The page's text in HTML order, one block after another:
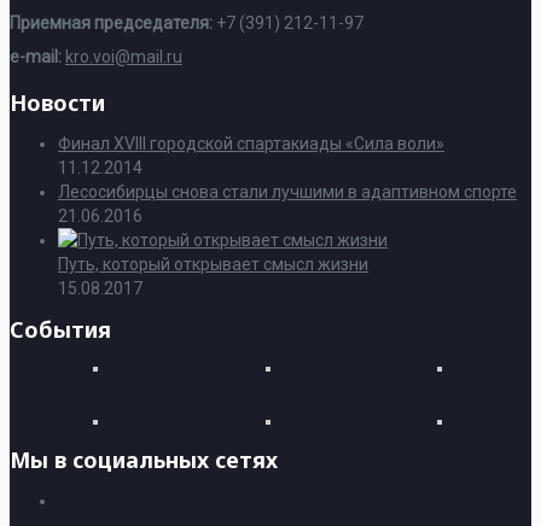
Приемная председателя: +7 (391) 212-11-97
e-mail: kro.voi@mail.ru
Новости
Финал XVIII городской спартакиады «Сила воли»
11.12.2014
Лесосибирцы снова стали лучшими в адаптивном спорте
21.06.2016
Путь, который открывает смысл жизни
15.08.2017
События
Мы в социальных сетях